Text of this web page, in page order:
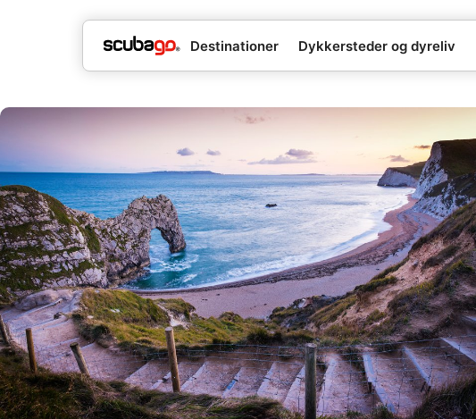
Destinationer Dykkersteder og dyreliv